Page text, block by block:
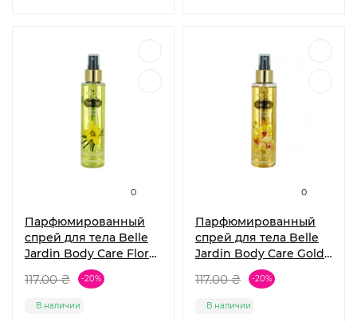
0
Парфюмированный
спрей для тела Belle
Jardin Body Care Floral
Vanilla 160 мл
117.00 ₴ -20%
В наличии
0
Парфюмированный
спрей для тела Belle
Jardin Body Care Gold
Mist 160 мл
117.00 ₴ -20%
В наличии